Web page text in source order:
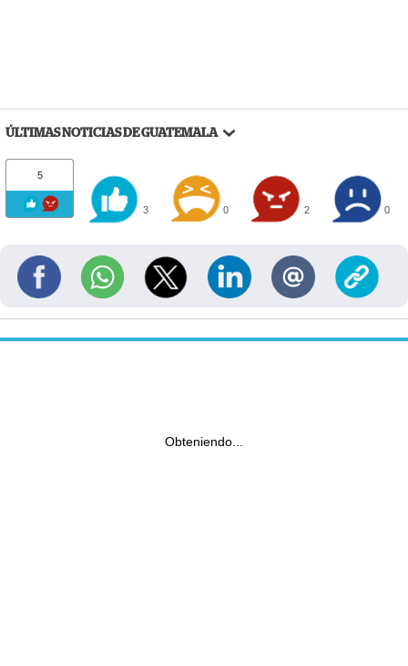
ÚLTIMAS NOTICIAS DE GUATEMALA
5
3 0 2 0
Obteniendo...